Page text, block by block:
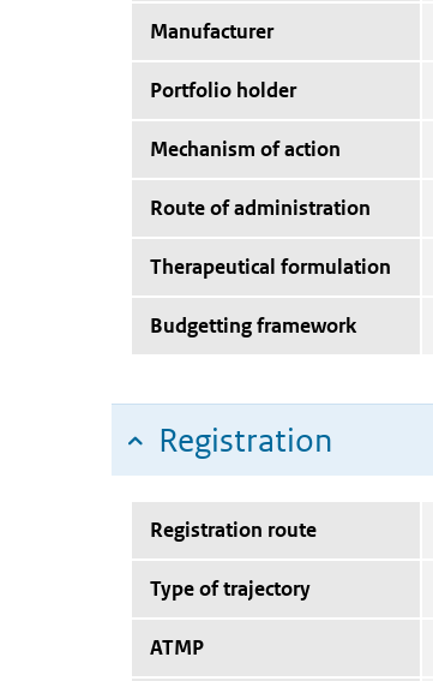
Manufacturer
Portfolio holder
Mechanism of action
Route of administration
Therapeutical formulation
Budgetting framework
Registration
Registration route
Type of trajectory
ATMP